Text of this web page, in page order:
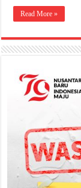
Read More »